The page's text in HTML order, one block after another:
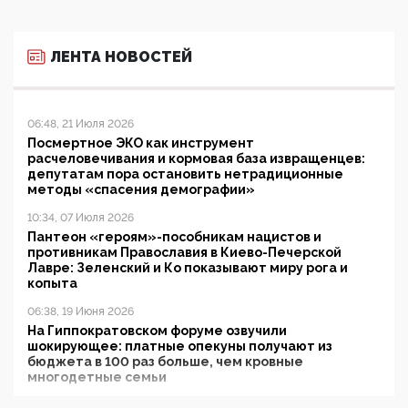
ЛЕНТА НОВОСТЕЙ
06:48, 21 Июля 2026
Посмертное ЭКО как инструмент
расчеловечивания и кормовая база извращенцев:
депутатам пора остановить нетрадиционные
методы «спасения демографии»
10:34, 07 Июля 2026
Пантеон «героям»-пособникам нацистов и
противникам Православия в Киево-Печерской
Лавре: Зеленский и Ко показывают миру рога и
копыта
06:38, 19 Июня 2026
На Гиппократовском форуме озвучили
шокирующее: платные опекуны получают из
бюджета в 100 раз больше, чем кровные
многодетные семьи